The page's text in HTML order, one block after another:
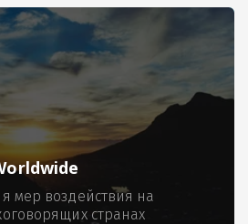
мер воздействия на
странах